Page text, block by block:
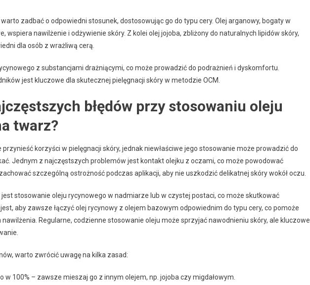
zadbać o odpowiedni stosunek, dostosowując go do typu cery. Olej arganowy, bogaty w
wspiera nawilżenie i odżywienie skóry. Z kolei olej jojoba, zbliżony do naturalnych lipidów skóry,
dla osób z wrażliwą cerą.
z substancjami drażniącymi, co może prowadzić do podrażnień i dyskomfortu.
jest kluczowe dla skutecznej pielęgnacji skóry w metodzie OCM.
błędów przy stosowaniu oleju
twarz?
przynieść korzyści w pielęgnacji skóry, jednak niewłaściwe jego stosowanie może prowadzić do
Jednym z najczęstszych problemów jest kontakt olejku z oczami, co może powodować
szczególną ostrożność podczas aplikacji, aby nie uszkodzić delikatnej skóry wokół oczu.
jest stosowanie oleju rycynowego w nadmiarze lub w czystej postaci, co może skutkować
aby zawsze łączyć olej rycynowy z olejem bazowym odpowiednim do typu cery, co pomoże
Regularne, codzienne stosowanie oleju może sprzyjać nawodnieniu skóry, ale kluczowe
warto zwrócić uwagę na kilka zasad:
w 100% – zawsze mieszaj go z innym olejem, np. jojoba czy migdałowym.